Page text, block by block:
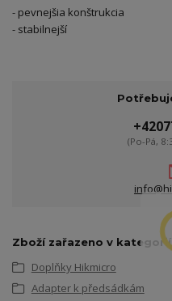
- pevnejšia konštrukcia
- stabilnejší
(Po-Pá,
Zboží zařazeno v
Doplňky Hikmicro
Adapter k předsádkám